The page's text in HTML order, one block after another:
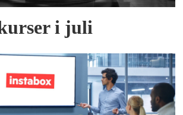
i juli